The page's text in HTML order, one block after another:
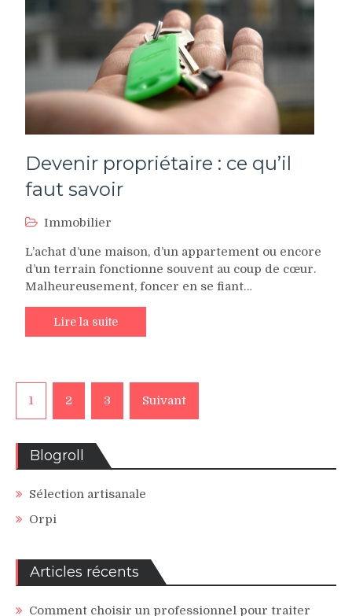
Devenir propriétaire : ce qu’il
faut savoir
Immobilier
L’achat d’une maison, d’un appartement ou encore
d’un terrain fonctionne souvent au coup de cœur.
Malheureusement, foncer en se fiant…
Lire la suite
Pagination
des
publications
1 2 3 Suivant
Blogroll
Sélection artisanale
Orpi
Articles récents
Comment choisir un professionnel pour traiter